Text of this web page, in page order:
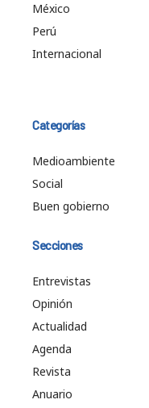
México
Perú
Internacional
Categorías
Medioambiente
Social
Buen gobierno
Secciones
Entrevistas
Opinión
Actualidad
Agenda
Revista
Anuario